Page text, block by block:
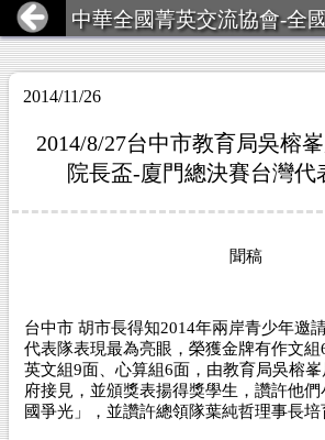
中華全國菁英交流協會-全
競賽
2014/11/26
2014/8/27台中市教育局吳榕
院長盃-廈門總決賽台灣代
聞稿
台中市 胡市長得知2014年兩岸青少年邀
代表隊表現最為亮眼，榮獲金牌有作文組
英文組9面、心算組6面，由教育局吳榕
府接見，並頒獎表揚得獎學生，讚許他
國爭光」，並讚許總領隊葉純哲理事長培